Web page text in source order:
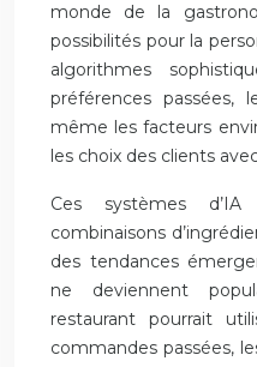
monde de la
possibilités pour la
algorithmes
préférences passées,
même les facteurs
les choix des clients
Ces systèmes
combinaisons
des tendances
ne deviennent
restaurant pourrait
commandes passées,